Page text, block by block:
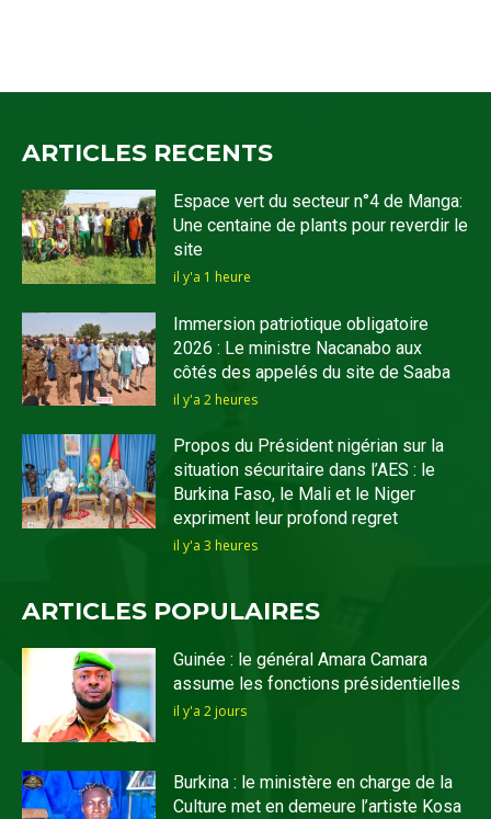
ARTICLES RECENTS
Espace vert du secteur n°4 de Manga:
Une centaine de plants pour reverdir le
site
il y'a 1 heure
Immersion patriotique obligatoire
2026 : Le ministre Nacanabo aux
côtés des appelés du site de Saaba
il y'a 2 heures
Propos du Président nigérian sur la
situation sécuritaire dans l’AES : le
Burkina Faso, le Mali et le Niger
expriment leur profond regret
il y'a 3 heures
ARTICLES POPULAIRES
Guinée : le général Amara Camara
assume les fonctions présidentielles
il y'a 2 jours
Burkina : le ministère en charge de la
Culture met en demeure l’artiste Kosa